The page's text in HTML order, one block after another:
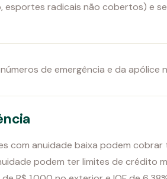
esportes radicais não cobertos) e
de emergência e da apólice
com anuidade baixa podem cobrar
podem ter limites de crédito